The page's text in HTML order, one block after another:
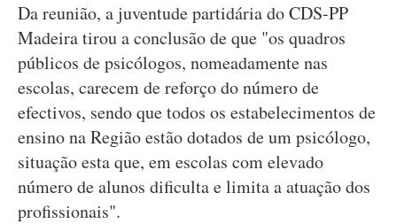
Da reunião, a juventude partidária do CDS-PP
Madeira tirou a conclusão de que "os quadros
públicos de psicólogos, nomeadamente nas
escolas, carecem de reforço do número de
efectivos, sendo que todos os estabelecimentos de
ensino na Região estão dotados de um psicólogo,
situação esta que, em escolas com elevado
número de alunos dificulta e limita a atuação dos
profissionais".